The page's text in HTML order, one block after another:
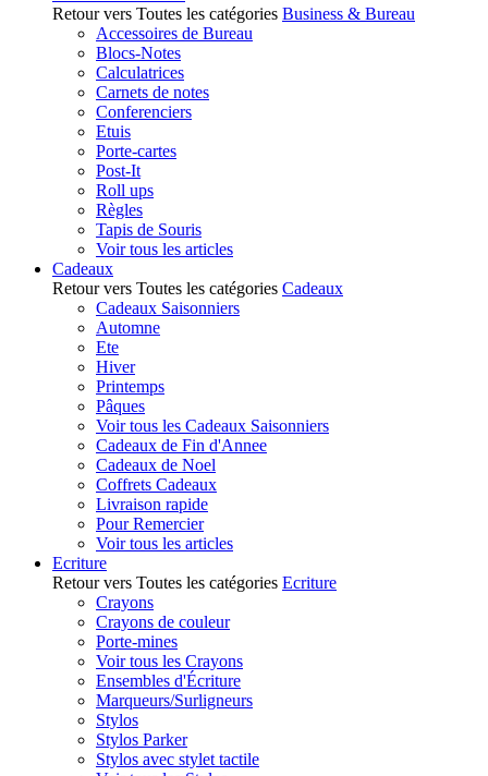
Retour vers Toutes les catégories Business & Bureau
Accessoires de Bureau
Blocs-Notes
Calculatrices
Carnets de notes
Conferenciers
Etuis
Porte-cartes
Post-It
Roll ups
Règles
Tapis de Souris
Voir tous les articles
Cadeaux
Retour vers Toutes les catégories Cadeaux
Cadeaux Saisonniers
Automne
Ete
Hiver
Printemps
Pâques
Voir tous les Cadeaux Saisonniers
Cadeaux de Fin d'Annee
Cadeaux de Noel
Coffrets Cadeaux
Livraison rapide
Pour Remercier
Voir tous les articles
Ecriture
Retour vers Toutes les catégories Ecriture
Crayons
Crayons de couleur
Porte-mines
Voir tous les Crayons
Ensembles d'Écriture
Marqueurs/Surligneurs
Stylos
Stylos Parker
Stylos avec stylet tactile